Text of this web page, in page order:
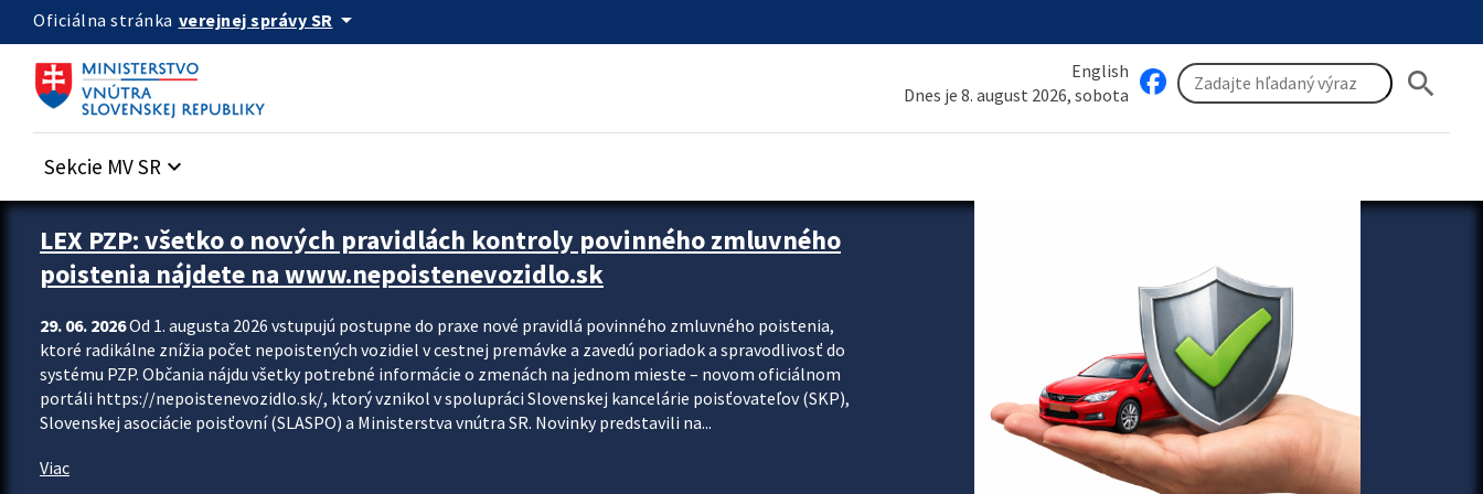
Preskocit na hlavný obsah
Oficiálna stránka verejnej správy SR arrow_drop_down
English
Dnes je 8. august 2026, sobota
search
Sekcie MV SR keyboard_arrow_down
Zastavit automatický posun upútavok
LEX PZP: všetko o nových pravidlách kontroly povinného zmluvného
poistenia nájdete na www.nepoistenevozidlo.sk
29. 06. 2026Od 1. augusta 2026 vstupujú postupne do praxe nové pravidlá povinného zmluvného poistenia,
ktoré radikálne znížia počet nepoistených vozidiel v cestnej premávke a zavedú poriadok a spravodlivosť do
systému PZP. Občania nájdu všetky potrebné informácie o zmenách na jednom mieste – novom oficiálnom
portáli https://nepoistenevozidlo.sk/, ktorý vznikol v spolupráci Slovenskej kancelárie poisťovateľov (SKP),
Slovenskej asociácie poisťovní (SLASPO) a Ministerstva vnútra SR. Novinky predstavili na...
Viac